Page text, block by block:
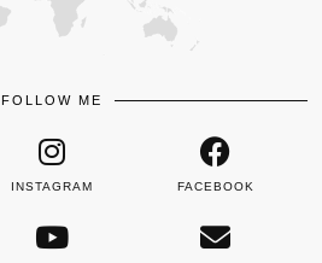
FOLLOW ME
INSTAGRAM FACEBOOK